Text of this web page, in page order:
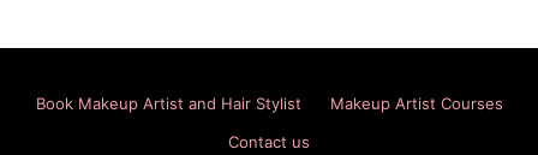
Book Makeup Artist and Hair Stylist
Makeup Artist Courses
Contact us